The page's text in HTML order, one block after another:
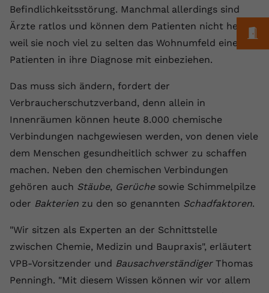
Befindlichkeitsstörung. Manchmal allerdings sind
Ärzte ratlos und können dem Patienten nicht helfen,
weil sie noch viel zu selten das Wohnumfeld eines
Patienten in ihre Diagnose mit einbeziehen.
Das muss sich ändern, fordert der
Verbraucherschutzverband, denn allein in
Innenräumen können heute 8.000 chemische
Verbindungen nachgewiesen werden, von denen viele
dem Menschen gesundheitlich schwer zu schaffen
machen. Neben den chemischen Verbindungen
gehören auch Stäube, Gerüchesowie Schimmelpilze
oder Bakterien zu den so genannten Schadfaktoren.
"Wir sitzen als Experten an der Schnittstelle
zwischen Chemie, Medizin und Baupraxis", erläutert
VPB-Vorsitzender und BausachverständigerThomas
Penningh. "Mit diesem Wissen können wir vor allem
Dieser Wert speichert Ihre Consent-
Einstellungen. Unter anderem eine
zufällig generierte ID, für die
historische Speicherung Ihrer
vorgenommen Einstellungen, falls der
hat.
Anbieter VPB.de
Zweck
Speicherung von
Benutzereinstellungen zu ermöglichen.
Zweck
wiederzuerkennen und statistische
Informationen zur Nutzung der
Name _gcl au
Anbieter Google Ads
Laufzeit 90 Tage
Zweck
Wird von Google Ads für das
Werbeklicks der Nutzung auf unserer
Website zuzuordnen.
Cookie-Informationen anzeigen
Externe Inhalte
um Ihnen zusätzliche Informationen anzubieten.
Name vuid
Anbieter vimeo.com
Laufzeit 2 Jahre
Zweck
Vimeo installiert dieses Cookie, um
indem es eine eindeutige ID zum
Einbetten von Videos auf der Website
CONSENT
Anbieter youtube.com
Cookie-Informationen anzeigen